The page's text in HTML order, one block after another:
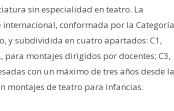
sin especialidad en teatro. La
conformada por la Categoría
y subdividida en cuatro apartados: C1,
montajes dirigidos por docentes; C3,
con un máximo de tres años desde la
montajes de teatro para infancias.